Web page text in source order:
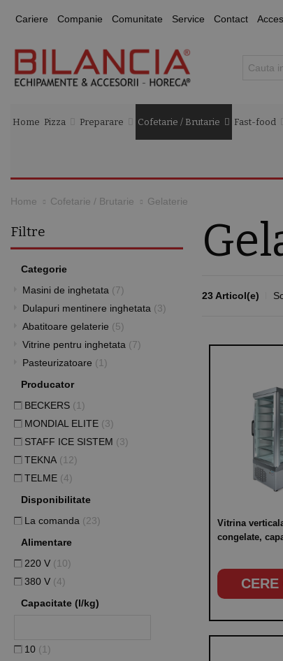
Cariere Companie Comunitate Service Contact
Home Pizza Preparare Cofetarie / Brutarie Fast-food
Home Cofetarie / Brutarie Gelaterie
23 Articol(e)
Vitrina
congelate,
Filtre
Categorie
Masini de inghetata (7)
Dulapuri mentinere inghetata (3)
Abatitoare gelaterie (5)
Vitrine pentru inghetata (7)
Pasteurizatoare (1)
Producator
BECKERS (1)
MONDIAL ELITE (3)
STAFF ICE SISTEM (3)
TEKNA (12)
TELME (4)
Disponibilitate
La comanda (23)
Alimentare
220 V (10)
380 V (4)
Capacitate (l/kg)
10 (1)